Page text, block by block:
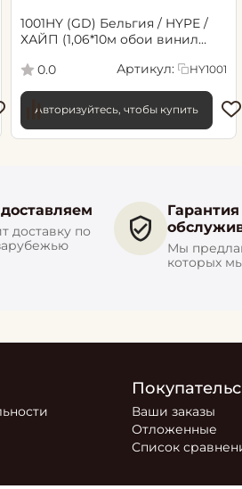
1001HY (GD) Бельгия / HYPE /
ХАЙП (1,06*10м обои винил
0.0
Артикул: HY1001
Авторизуйтесь, чтобы купить
доставку по
Мы
которых
Ваши заказы
Отложенные
Список